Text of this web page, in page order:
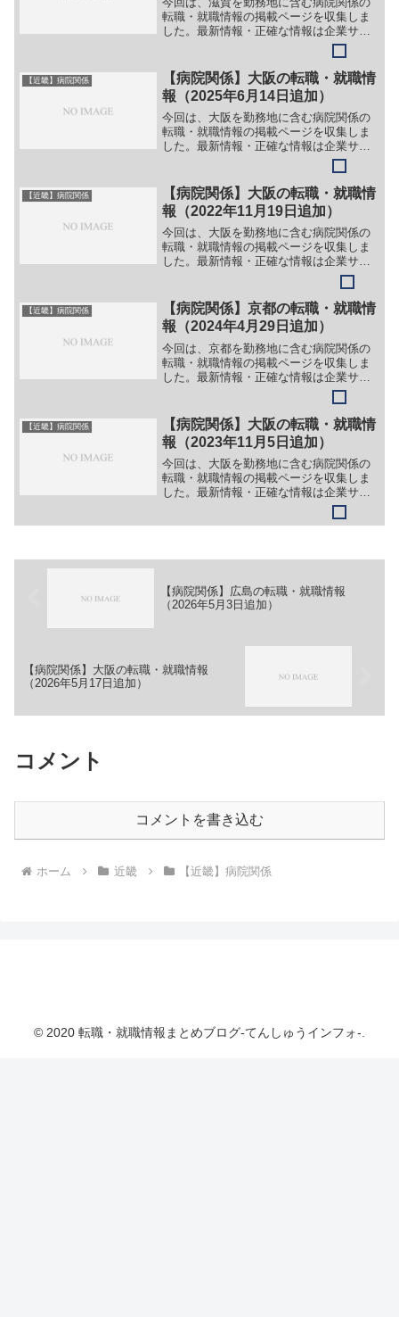
転職・就職情報の掲載ページを収集しま
した。最新情報・正確な情報は企業サイ
トでご確認ください。①【会社名】公益
財団法人 近江兄弟社 ヴォーリズ記念
病院【職務】［常勤］＞＞（１）看護師
＞＞（２）看護補助者＞＞...
【近畿】病院関係
【病院関係】大阪の転職・就職情
報（2025年6月14日追加）
今回は、大阪を勤務地に含む病院関係の
転職・就職情報の掲載ページを収集しま
した。最新情報・正確な情報は企業サイ
トでご確認ください。①【会社名】株式
会社amelie（シンフォニア寝屋川、フォ
ルテ枚方、シンフォニア寝屋川）【職
務】［正社員］＞＞（...
【近畿】病院関係
【病院関係】大阪の転職・就職情
報（2022年11月19日追加）
今回は、大阪を勤務地に含む病院関係の
転職・就職情報の掲載ページを収集しま
した。最新情報・正確な情報は企業サイ
トでご確認ください。①【会社名】医療
法人 康生会 泉佐野優人会病院【職
務】［新卒］＞＞（１）言語聴覚士＞＞
（２）作業療法士＞＞（３）...
【近畿】病院関係
【病院関係】京都の転職・就職情
報（2024年4月29日追加）
今回は、京都を勤務地に含む病院関係の
転職・就職情報の掲載ページを収集しま
した。最新情報・正確な情報は企業サイ
トでご確認ください。①【会社名】やま
もと歯科 大久保院【職務】［正社員・
常勤］＞＞（１）歯科医師＞＞（２）歯
科衛生士＞＞（３）歯科助...
【近畿】病院関係
【病院関係】大阪の転職・就職情
報（2023年11月5日追加）
今回は、大阪を勤務地に含む病院関係の
転職・就職情報の掲載ページを収集しま
した。最新情報・正確な情報は企業サイ
トでご確認ください。①【会社名】社会
福祉法人 希望会【職務】［正社員］＞
【病院関係】広島の転職・就職情報
（2026年5月3日追加）
【病院関係】大阪の転職・就職情報
（2026年5月17日追加）
コメント
コメントを書き込む
ホーム 近畿 【近畿】病院関係
© 2020 転職・就職情報まとめブログ-てんしゅうインフォ-.